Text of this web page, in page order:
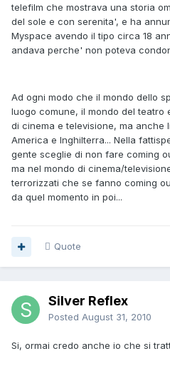
telefilm che mostrava una storia
del sole e con serenita', e ha
Myspace avendo il tipo circa 18
andava perche' non poteva
Ad ogni modo che il mondo dello
luogo comune, il mondo del teatro
di cinema e televisione, ma anche
America e Inghilterra... Nella
gente sceglie di non fare coming
ma nel mondo di cinema/
terrorizzati che se fanno coming
da quel momento in poi...
Quote
Silver Reflex
Posted August 31, 2010
Si, ormai credo anche io che si